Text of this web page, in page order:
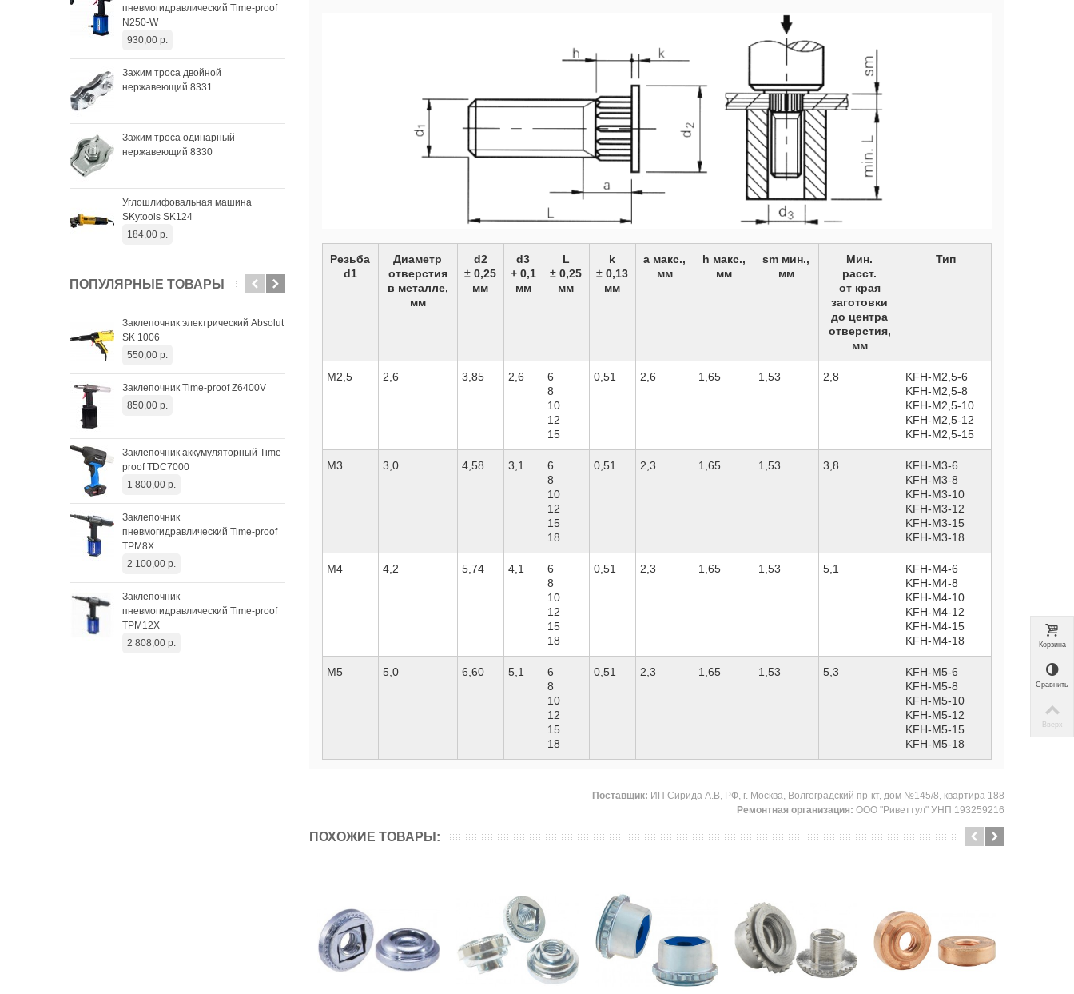
пневмогидравлический Time-proof
N250-W
930,00 р.
Зажим троса двойной
нержавеющий 8331
Зажим троса одинарный
нержавеющий 8330
Углошлифовальная машина
SKytools SK124
184,00 р.
Чашка алмазная шлифовальная
SKytools SK0032 125...
Диск алмазный отрезной по бетону
Диск алмазный отрезной по бетону
SKytools...
32,00 р.
Диск алмазный отрезной по бетону
SKytools...
46,00 р.
ПОПУЛЯРНЫЕ ТОВАРЫ
Заклепочник электрический Absolut
SK 1006
550,00 р.
Заклепочник Time-proof Z6400V
850,00 р.
Заклепочник аккумуляторный Time-
proof TDC7000
1 800,00 р.
Заклепочник
пневмогидравлический Time-proof
TPM8X
2 100,00 р.
Заклепочник
пневмогидравлический Time-proof
TPM12X
2 808,00 р.
Пресс RSM 6Е18
электрогидравлический
Резьба
d1
Диаметр
отверстия
в металле,
мм
d2
± 0,25
мм
d3
+ 0,1
мм
L
± 0,25
мм
k
± 0,13
мм
а макс.,
мм
h макс.,
мм
sm мин.,
мм
Мин.
расст.
от края
заготовки
до центра
отверстия,
мм
Тип
М2,5 2,6 3,85 2,6
6
8
10
12
15
0,51 2,6 1,65 1,53 2,8
KFH-M2,5-6
KFH-M2,5-8
KFH-M2,5-10
KFH-M2,5-12
KFH-M2,5-15
М3 3,0 4,58 3,1
6
8
10
12
15
18
0,51 2,3 1,65 1,53 3,8
KFH-M3-6
KFH-M3-8
KFH-M3-10
KFH-M3-12
KFH-M3-15
KFH-M3-18
М4 4,2 5,74 4,1
6
8
10
12
15
18
0,51 2,3 1,65 1,53 5,1
KFH-M4-6
KFH-M4-8
KFH-M4-10
KFH-M4-12
KFH-M4-15
KFH-M4-18
М5 5,0 6,60 5,1
6
8
10
12
15
18
0,51 2,3 1,65 1,53 5,3
KFH-M5-6
KFH-M5-8
KFH-M5-10
KFH-M5-12
KFH-M5-15
KFH-M5-18
Поставщик: ИП Сирида А.В, РФ, г. Москва, Волгоградский пр-кт, дом №145/8, квартира 188
Ремонтная организация: ООО "Риветтул" УНП 193259216
ПОХОЖИЕ ТОВАРЫ:
Корзина
Сравнить
Вверх